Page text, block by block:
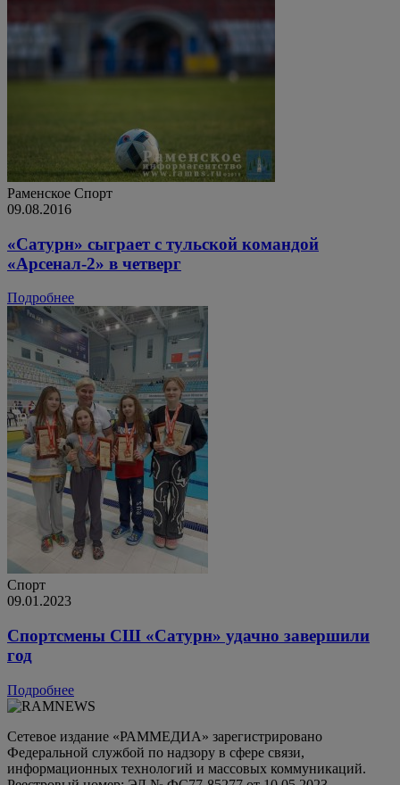
Раменское Спорт
09.08.2016
«Сатурн» сыграет с тульской командой
«Арсенал-2» в четверг
Подробнее
Спорт
09.01.2023
Спортсмены СШ «Сатурн» удачно завершили
год
Подробнее
Сетевое издание «РАММЕДИА» зарегистрировано
Федеральной службой по надзору в сфере связи,
информационных технологий и массовых коммуникаций.